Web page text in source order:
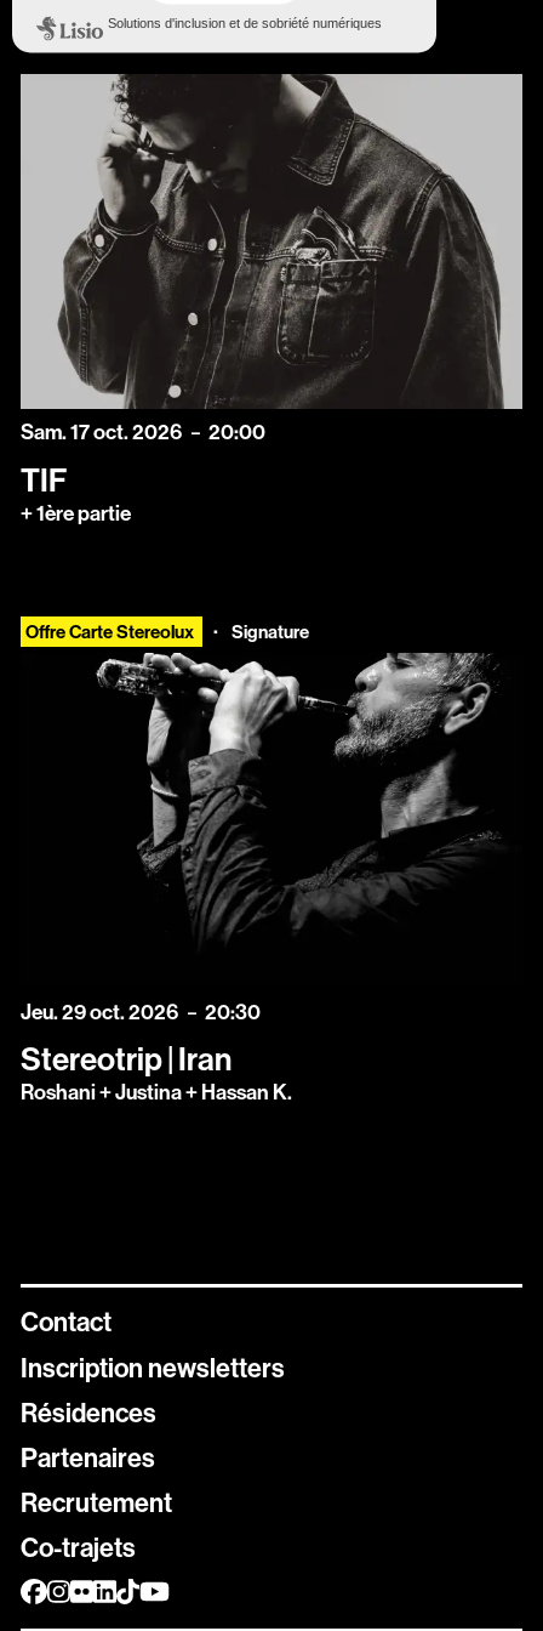
samedi
Sam.17octobre
oct.2026 20:00
TIF
+ 1ère partie
Offre Carte Stereolux · Signature
jeudi
Jeu.29octobre
oct.2026 20:30
Stereotrip | Iran
Roshani + Justina + Hassan K.
Contact
Inscription newsletters
Résidences
Partenaires
Recrutement
Co-trajets
Inscrivez vous aux différentes newsletters de Stereolux
Carte Stereolux
Abonnez-vous !